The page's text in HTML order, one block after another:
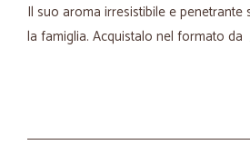
Il suo aroma irresistibile e penetrante
la famiglia. Acquistalo nel formato da